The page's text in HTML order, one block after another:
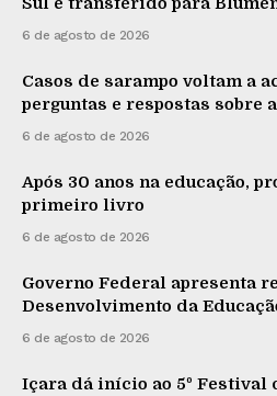
6 de agosto de 2026
Casos de sarampo voltam a
perguntas e respostas sobre
6 de agosto de 2026
Após 30 anos na educação,
primeiro livro
6 de agosto de 2026
Governo Federal apresenta
Desenvolvimento da
6 de agosto de 2026
Içara dá início ao 5º Festival